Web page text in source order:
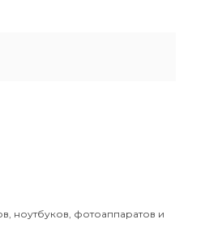
ноутбуков, фотоаппаратов и